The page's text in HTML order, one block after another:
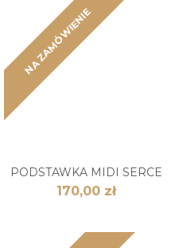
NA ZAMÓWIENIE
PODSTAWKA MIDI SERCE
170,00 zł